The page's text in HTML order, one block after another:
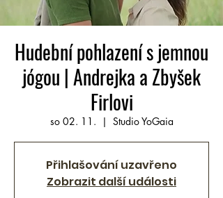
Hudební pohlazení s jemnou
jógou | Andrejka a Zbyšek
Firlovi
so 02. 11.
  |
Studio YoGaia
Přihlašování uzavřeno
Zobrazit další události